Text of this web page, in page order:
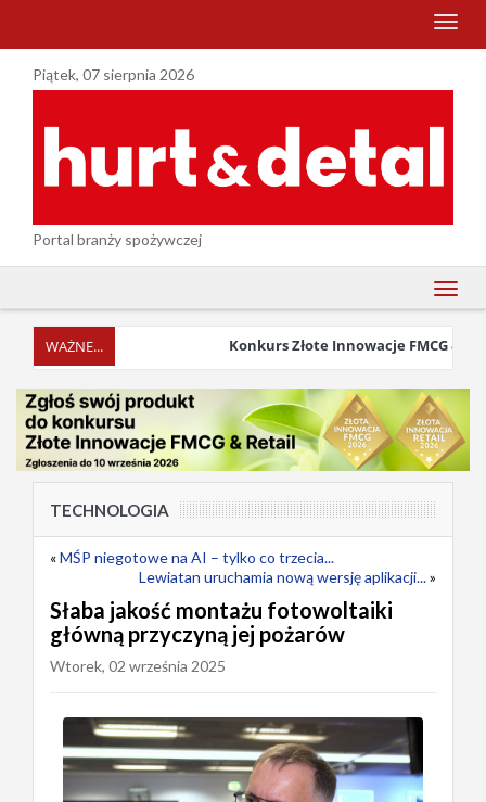
menu
Piątek, 07 sierpnia 2026
Portal branży spożywczej
menu
Konkurs Złote Innowacje FMCG &
TECHNOLOGIA
«MŚP niegotowe na AI – tylko co trzecia...
Lewiatan uruchamia nową wersję aplikacji...»
Słaba jakość montażu fotowoltaiki
główną przyczyną jej pożarów
Wtorek, 02 września 2025